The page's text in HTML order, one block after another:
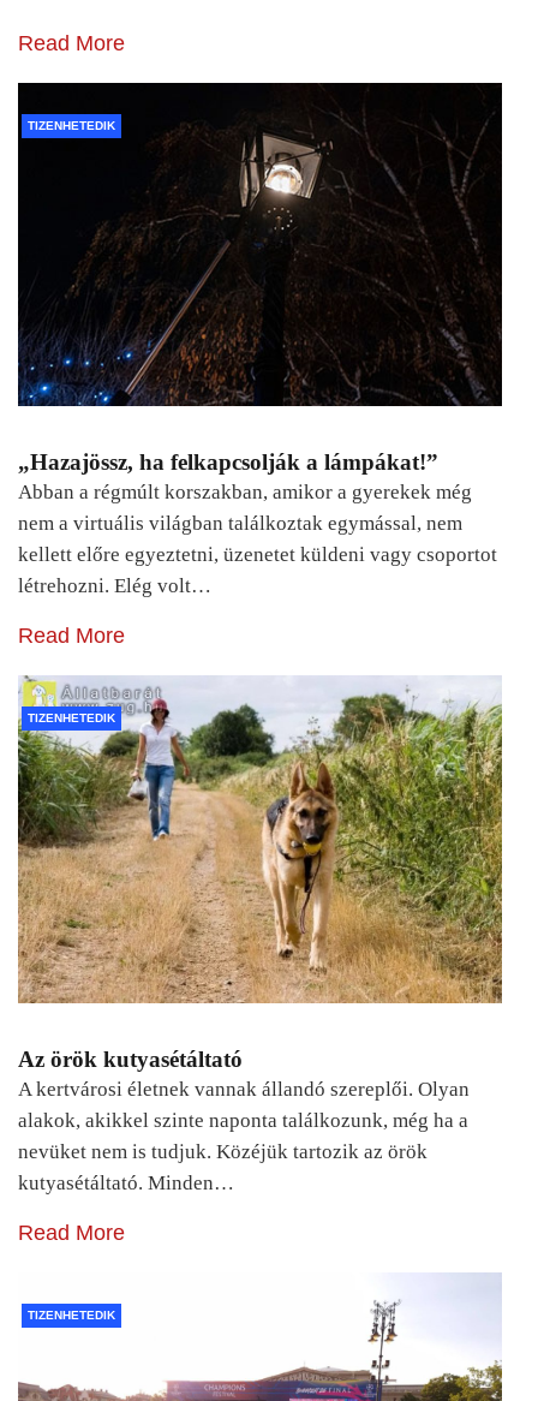
Read More
TIZENHETEDIK
„Hazajössz, ha felkapcsolják a lámpákat!”
Abban a régmúlt korszakban, amikor a gyerekek még
nem a virtuális világban találkoztak egymással, nem
kellett előre egyeztetni, üzenetet küldeni vagy csoportot
létrehozni. Elég volt…
Read More
TIZENHETEDIK
Az örök kutyasétáltató
A kertvárosi életnek vannak állandó szereplői. Olyan
alakok, akikkel szinte naponta találkozunk, még ha a
nevüket nem is tudjuk. Közéjük tartozik az örök
kutyasétáltató. Minden…
Read More
TIZENHETEDIK